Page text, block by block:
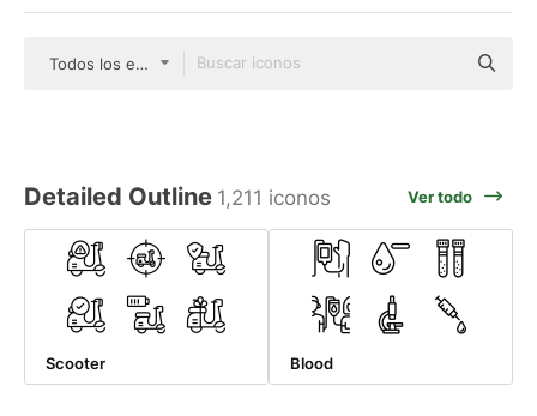
Todos los estilos
Detailed Outline 1,211 iconos Ver todo
Scooter Blood